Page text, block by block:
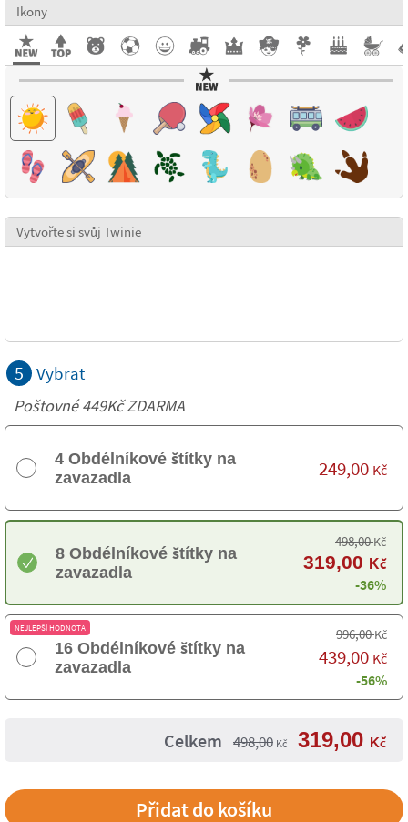
Ikony
Vytvořte si svůj Twinie
5 Vybrat
Poštovné 449Kč ZDARMA
4 Obdélníkové štítky na
zavazadla
249,00 Kč
8 Obdélníkové štítky na
zavazadla
498,00Kč
319,00 Kč
-36%
NEJLEPŠÍ HODNOTA
16 Obdélníkové štítky na
zavazadla
996,00Kč
439,00 Kč
-56%
Celkem 498,00 Kč 319,00 Kč